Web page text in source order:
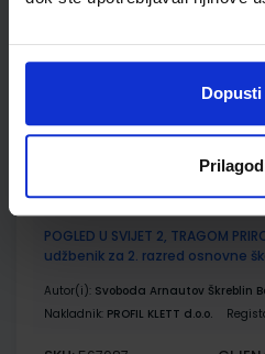
Dopusti
ŠIFRA OMOTA:500160
Omot
POGLED U SVIJET 2, TRAGOM
udžbenik za 2. razred osnovne
Autor(i): Svoboda Arnautov Škreblin
Nakladnik: PROFIL KLETT d.o.o.